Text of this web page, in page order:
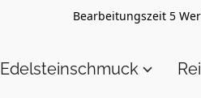
Bearbeitungszeit 5
Edelsteinschmuck